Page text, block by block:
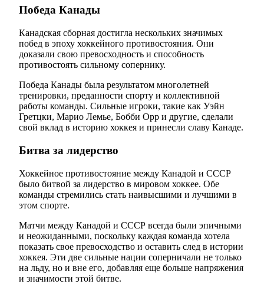
Победа Канады
Канадская сборная достигла нескольких значимых
побед в эпоху хоккейного противостояния. Они
доказали свою превосходность и способность
противостоять сильному сопернику.
Победа Канады была результатом многолетней
тренировки, преданности спорту и коллективной
работы команды. Сильные игроки, такие как Уэйн
Гретцки, Марио Лемье, Бобби Орр и другие, сделали
свой вклад в историю хоккея и принесли славу Канаде.
Битва за лидерство
Хоккейное противостояние между Канадой и СССР
было битвой за лидерство в мировом хоккее. Обе
команды стремились стать наивысшими и лучшими в
этом спорте.
Матчи между Канадой и СССР всегда были эпичными
и неожиданными, поскольку каждая команда хотела
показать свое превосходство и оставить след в истории
хоккея. Эти две сильные нации соперничали не только
на льду, но и вне его, добавляя еще больше напряжения
и значимости этой битве.